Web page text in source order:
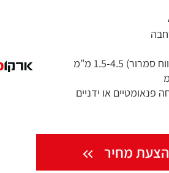
1.5-4.5 מ”מ
פנאומטיים או ידניים
מחיר